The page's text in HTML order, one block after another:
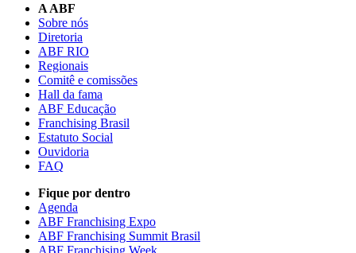
A ABF
Sobre nós
Diretoria
ABF RIO
Regionais
Comitê e comissões
Hall da fama
ABF Educação
Franchising Brasil
Estatuto Social
Ouvidoria
FAQ
Fique por dentro
Agenda
ABF Franchising Expo
ABF Franchising Summit Brasil
ABF Franchising Week